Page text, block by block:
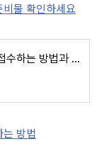
물 확인하세요
운전면허 기능시험 온라인 접수하는 방법과 준비물 확인하세요
방법